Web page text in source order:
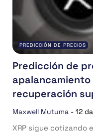
PREDICCIÓN DE PRECIOS
Predicción de
recuperación
Maxwell Mutuma - 12
XRP sigue cotizando